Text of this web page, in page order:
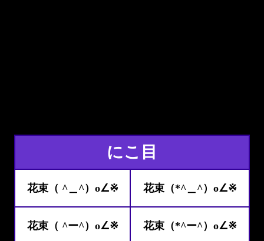
にこ目
花束（ ^＿^）o∠※ 花束（*^＿^）o∠※
花束（ ^ー^）o∠※ 花束（*^ー^）o∠※